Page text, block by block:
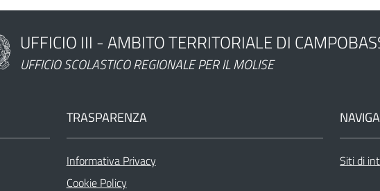
dell'amministrazione
UFFICIO III - AMBITO TERRITORIALE DI
UFFICIO SCOLASTICO REGIONALE PER IL MOLISE
TRASPARENZA
Informativa Privacy
Cookie Policy
Siti di